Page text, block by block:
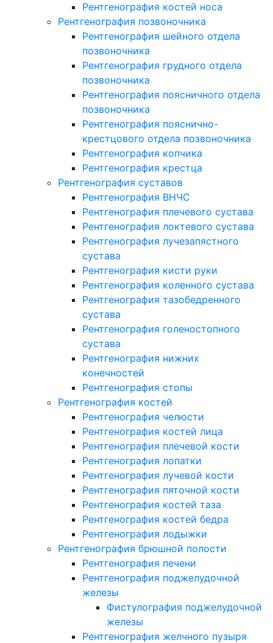
Рентгенография костей носа
Рентгенография позвоночника
Рентгенография шейного отдела
позвоночника
Рентгенография грудного отдела
позвоночника
Рентгенография поясничного отдела
позвоночника
Рентгенография пояснично-
крестцового отдела позвоночника
Рентгенография копчика
Рентгенография крестца
Рентгенография суставов
Рентгенография ВНЧС
Рентгенография плечевого сустава
Рентгенография локтевого сустава
Рентгенография лучезапястного
сустава
Рентгенография кисти руки
Рентгенография коленного сустава
Рентгенография тазобедренного
сустава
Рентгенография голеностопного
сустава
Рентгенография нижних
конечностей
Рентгенография стопы
Рентгенография костей
Рентгенография челюсти
Рентгенография костей лица
Рентгенография плечевой кости
Рентгенография лопатки
Рентгенография лучевой кости
Рентгенография пяточной кости
Рентгенография костей таза
Рентгенография костей бедра
Рентгенография лодыжки
Рентгенография брюшной полости
Рентгенография печени
Рентгенография поджелудочной
железы
Фистулография поджелудочной
железы
Рентгенография желчного пузыря